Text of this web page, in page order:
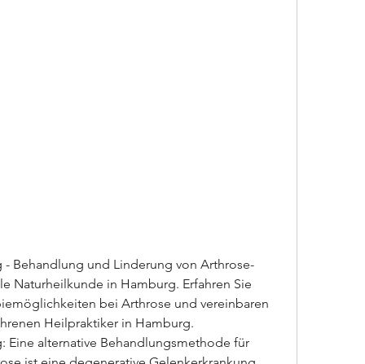
Behandlung und Linderung von Arthrose-
Naturheilkunde in Hamburg. Erfahren Sie
bei Arthrose und vereinbaren
Heilpraktiker in Hamburg.
Eine alternative Behandlungsmethode für